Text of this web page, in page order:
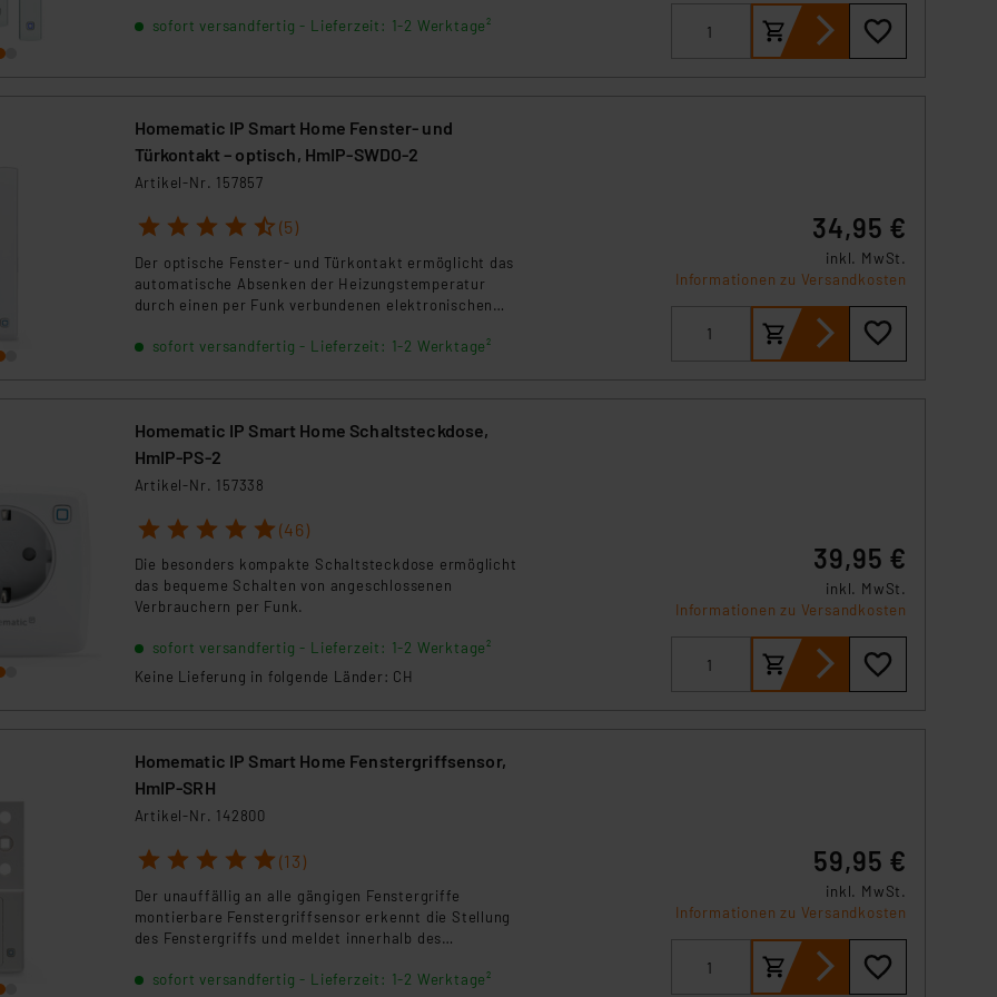
der EU. Dies bedeutet, dass die USA als Land mit unzureichendem
eingestuft wird. So besteht etwa das Risiko, dass US-Behörden personenbezogene
verarbeiten, ohne dass hiergegen Klagemöglichkeiten für Europäer bestehen.
Beurteilung der mit der Datenübermittlung, insbesondere der Art der übermittelten
sofort versandfertig - Lieferzeit: 1-2 Werktage²
Homematic IP Smart Home Fenster- und
Türkontakt – optisch, HmIP-SWDO-2
Artikel-Nr. 157857
1 2 3 4 5 (5)
Der optische Fenster- und Türkontakt ermöglicht das
automatische Absenken der Heizungstemperatur
durch einen per Funk verbundenen elektronischen
sofort versandfertig - Lieferzeit: 1-2 Werktage²
34,95 €
inkl. MwSt.
Informationen zu Versandkosten
Homematic IP Smart Home Schaltsteckdose,
HmIP-PS-2
Artikel-Nr. 157338
1 2 3 4 5 (46)
Die besonders kompakte Schaltsteckdose ermöglicht
das bequeme Schalten von angeschlossenen
Verbrauchern per Funk.
sofort versandfertig - Lieferzeit: 1-2 Werktage²
Keine Lieferung in folgende Länder: CH
39,95 €
inkl. MwSt.
Informationen zu Versandkosten
Homematic IP Smart Home Fenstergriffsensor,
HmIP-SRH
Artikel-Nr. 142800
1 2 3 4 5 (13)
Der unauffällig an alle gängigen Fenstergriffe
montierbare Fenstergriffsensor erkennt die Stellung
des Fenstergriffs und meldet innerhalb des
geschlossenes Fenster.
sofort versandfertig - Lieferzeit: 1-2 Werktage²
59,95 €
inkl. MwSt.
Informationen zu Versandkosten